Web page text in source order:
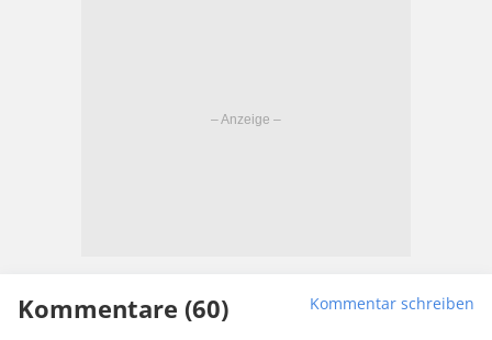
Kommentare (60) Kommentar schreiben